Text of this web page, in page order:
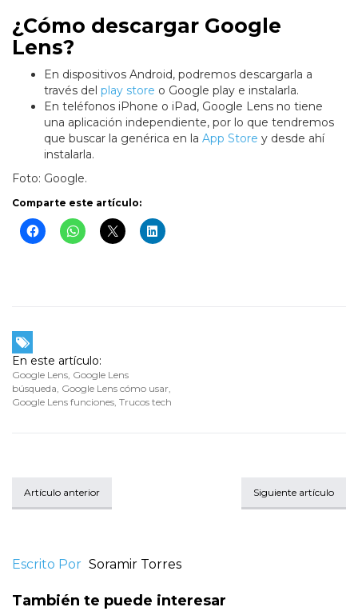
¿Cómo descargar Google
Lens?
En dispositivos Android, podremos descargarla a
través del play store o Google play e instalarla.
En teléfonos iPhone o iPad, Google Lens no tiene
una aplicación independiente, por lo que tendremos
que buscar la genérica en la App Store y desde ahí
instalarla.
Foto: Google.
Comparte este artículo:
En este artículo:
Google Lens, Google Lens
búsqueda, Google Lens cómo usar,
Google Lens funciones, Trucos tech
Artículo anterior Siguiente artículo
Escrito Por Soramir Torres
También te puede interesar